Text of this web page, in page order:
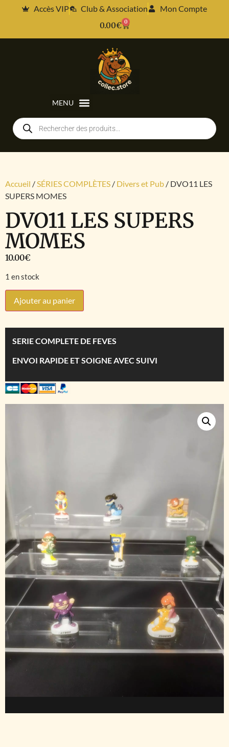
Accès VIP Club & Association
Mon Compte
0.00€ 0
Accueil /SÉRIES COMPLÈTES / Divers et Pub / DVO11 LES
SUPERS MOMES
DVO11 LES SUPERS
MOMES
10.00€
1 en stock
Ajouter au panier
SERIE COMPLETE DE FEVES
ENVOI RAPIDE ET SOIGNE AVEC SUIVI